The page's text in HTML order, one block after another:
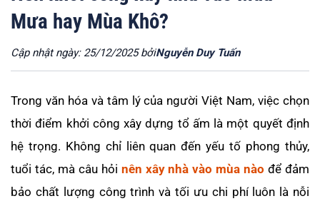
Mưa hay Mùa Khô?
Cập nhật ngày: 25/12/2025 bởiNguyễn Duy Tuấn
Trong văn hóa và tâm lý của người Việt Nam, việc chọn
thời điểm khởi công xây dựng tổ ấm là một quyết định
hệ trọng. Không chỉ liên quan đến yếu tố phong thủy,
tuổi tác, mà câu hỏi nên xây nhà vào mùa nào để đảm
bảo chất lượng công trình và tối ưu chi phí luôn là nỗi